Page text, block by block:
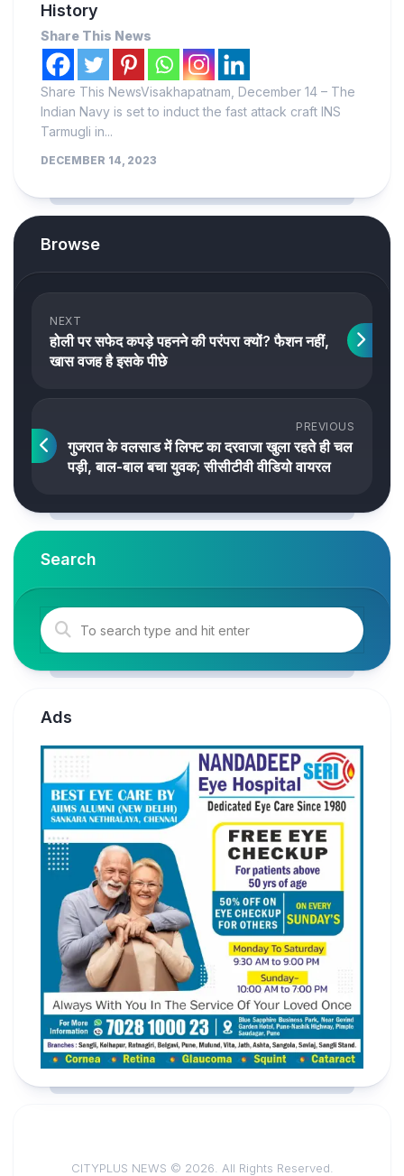
History
Share This News
Share This NewsVisakhapatnam, December 14 – The
Indian Navy is set to induct the fast attack craft INS
Tarmugli in...
DECEMBER 14, 2023
Browse
NEXT
होली पर सफेद कपड़े पहनने की परंपरा क्यों? फैशन नहीं,
खास वजह है इसके पीछे
PREVIOUS
गुजरात के वलसाड में लिफ्ट का दरवाजा खुला रहते ही चल
पड़ी, बाल-बाल बचा युवक; सीसीटीवी वीडियो वायरल
Search
Ads
CITYPLUS NEWS © 2026. All Rights Reserved.